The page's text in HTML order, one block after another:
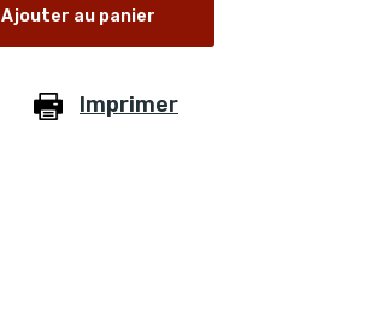
Ajouter au panier
Imprimer